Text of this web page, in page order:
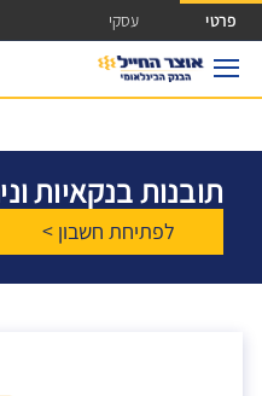
גישה ישירה לכפתור כניסה לחשבונך
פרטי עסקי
תובנות בנקאיות
לפתיחת חשבון >